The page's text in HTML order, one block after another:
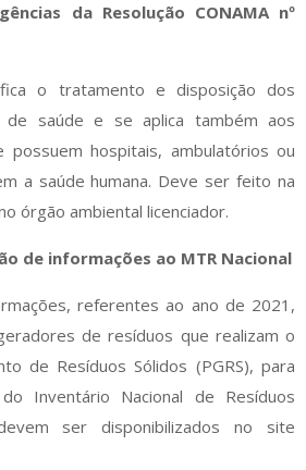
da Resolução CONAMA nº
o tratamento e disposição dos
de saúde e se aplica também aos
possuem hospitais, ambulatórios ou
a saúde humana. Deve ser feito na
órgão ambiental licenciador.
de informações ao MTR Nacional
referentes ao ano de 2021,
de resíduos que realizam o
de Resíduos Sólidos (PGRS), para
Inventário Nacional de Resíduos
ser disponibilizados no site